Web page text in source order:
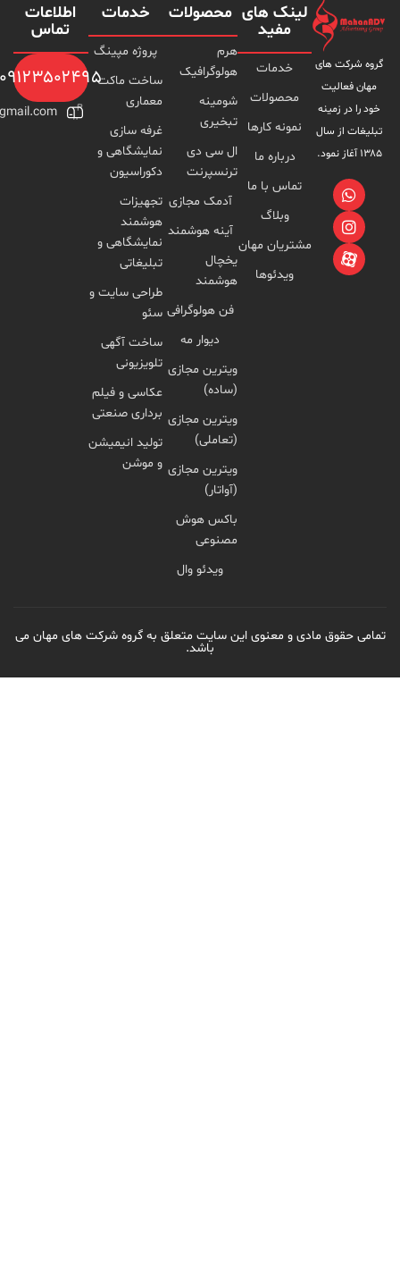
لینک های
مفید
خدمات
محصولات
نمونه کارها
درباره ما
تماس با ما
وبلاگ
مشتریان مهان
ویدئوها
محصولات
هرم
هولوگرافیک
شومینه
تبخیری
ال سی دی
هوشمند
خدمات
پروژه مپینگ
ساخت ماکت
معماری
غرفه سازی
نمایشگاهی و
دکوراسیون
تجهیزات
هوشمند
نمایشگاهی و
تبلیغاتی
طراحی سایت و
سئو
ساخت آگهی
تلویزیونی
عکاسی و فیلم
برداری صنعتی
تولید انیمیشن
و موشن
اطلاعات
تماس
۰۹۱۲۳۵۰۲۴۹۵
Foreseen.777@gmail.com
و معنوی این سایت متعلق به گروه شرکت های مهان می
باشد.